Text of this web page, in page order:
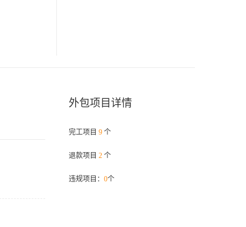
外包项目详情
完工项目 9 个
退款项目 2 个
违规项目： 0个